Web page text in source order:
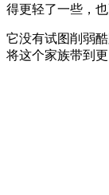
得更轻了一些，
它没有试图削弱
将这个家族带到